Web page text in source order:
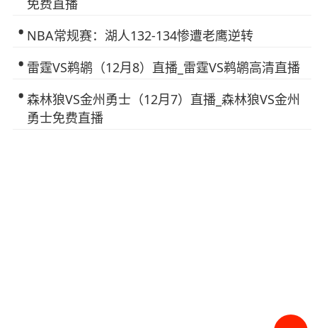
免费直播
NBA常规赛：湖人132-134惨遭老鹰逆转
雷霆VS鹈鹕（12月8）直播_雷霆VS鹈鹕高清直播
森林狼VS金州勇士（12月7）直播_森林狼VS金州
勇士免费直播